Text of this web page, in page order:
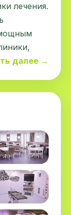
лечения.
далее →